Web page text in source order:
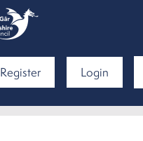
Register Login